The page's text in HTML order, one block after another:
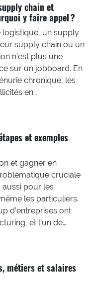
chain et
y faire appel ?
logistique, un supply
supply chain ou un
n’est plus une
sur un jobboard. En
chronique, les
en…
et exemples
et gagner en
cruciale
aussi pour les
les particuliers.
d’entreprises ont
et l’un de…
métiers et salaires